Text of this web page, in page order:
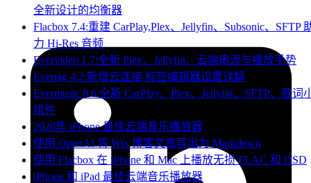
全新设计的均衡器
Flacbox 7.4:重建 CarPlay,Plex、Jellyfin、Subsonic、SFTP
力 Hi-Res 音频
Evervideo 1.7:全新 Plex、Jellyfin、云端串流与播放手势
Evertag 4.2:新增云连接,标签编辑器设置详解
Evermusic 8.6:全新 CarPlay、Plex、Jellyfin、SFTP、歌词
组件
2026年 iPhone 最佳云端音乐播放器
使用 OpenAI 将 Wix 博客文章导出为 Markdown
使用 Flacbox 在 iPhone 和 Mac 上播放无损 FLAC 和 DSD
iPhone 和 iPad 最佳云端音乐播放器